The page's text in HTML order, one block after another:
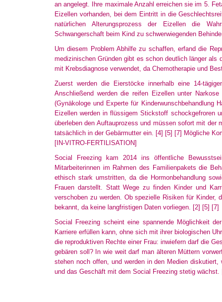
an angelegt. Ihre maximale Anzahl erreichen sie im 5.
Eizellen vorhanden, bei dem Eintritt in die
natürlichen Alterungsprozess der Eizellen die
Schwangerschaft beim Kind zu schwerwiegenden
Um diesem Problem Abhilfe zu schaffen, erfand die
medizinischen Gründen gibt es schon deutlich länger
mit Krebsdiagnose verwendet, da Chemotherapie und
Zuerst werden die Eierstöcke innerhalb eine 14-
Anschließend werden die reifen Eizellen unter
(Gynäkologe und Experte für Kinderwunschbehandlung
Eizellen werden in flüssigem Stickstoff schockgefroren
überleben den Auftauprozess und müssen sofort mit
tatsächlich in der Gebärmutter ein. [4] [5] [7] Mögliche
[IN-VITRO-FERTILISATION]
Social Freezing kam 2014 ins öffentliche
Mitarbeiterinnen im Rahmen des Familienpakets die
ethisch stark umstritten, da die Hormonbehandlung
Frauen darstellt. Statt Wege zu finden Kinder und
verschoben zu werden. Ob spezielle Risiken für Kinder,
bekannt, da keine langfristigen Daten vorliegen. [2] [5] [7]
Social Freezing scheint eine spannende Möglichkeit
Karriere erfüllen kann, ohne sich mit ihrer biologischen
die reproduktiven Rechte einer Frau: inwiefern darf die
gebären soll? In wie weit darf man älteren Müttern
stehen noch offen, und werden in den Medien
und das Geschäft mit dem Social Freezing stetig wächst.